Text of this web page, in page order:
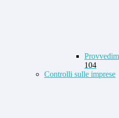
104
Controlli sulle imprese